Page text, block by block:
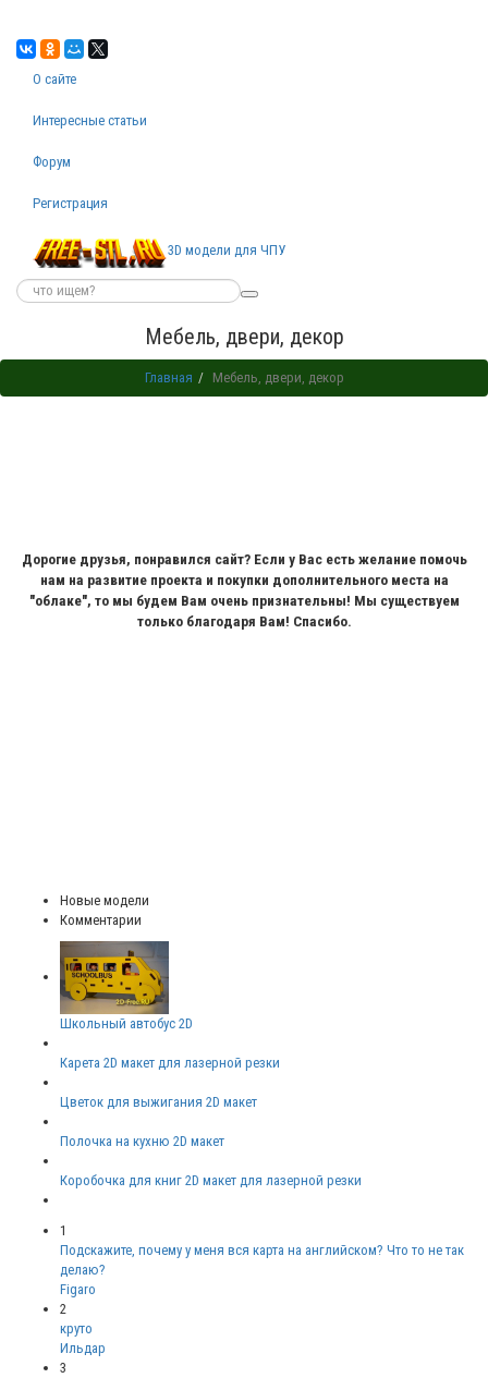
О сайте
Интересные статьи
Форум
Регистрация
3D модели для ЧПУ
Мебель, двери, декор
Главная Мебель, двери, декор
Дорогие друзья, понравился сайт? Если у Вас есть желание помочь
нам на развитие проекта и покупки дополнительного места на
"облаке", то мы будем Вам очень признательны! Мы существуем
только благодаря Вам! Спасибо.
Новые модели
Комментарии
Школьный автобус 2D
Карета 2D макет для лазерной резки
Цветок для выжигания 2D макет
Полочка на кухню 2D макет
Коробочка для книг 2D макет для лазерной резки
1
Подскажите, почему у меня вся карта на английском? Что то не так
делаю?
Figaro
2
круто
Ильдар
3